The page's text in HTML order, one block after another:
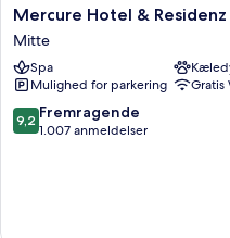
Mercure
Hotel
&
Residenz
Checkpoint
Charlie
Mitte
Mercure Hotel &
Mitte
Spa
Mulighed for parkering
Gratis
9.2
ud
9,2 Fremragende
1.007 anmeldelser